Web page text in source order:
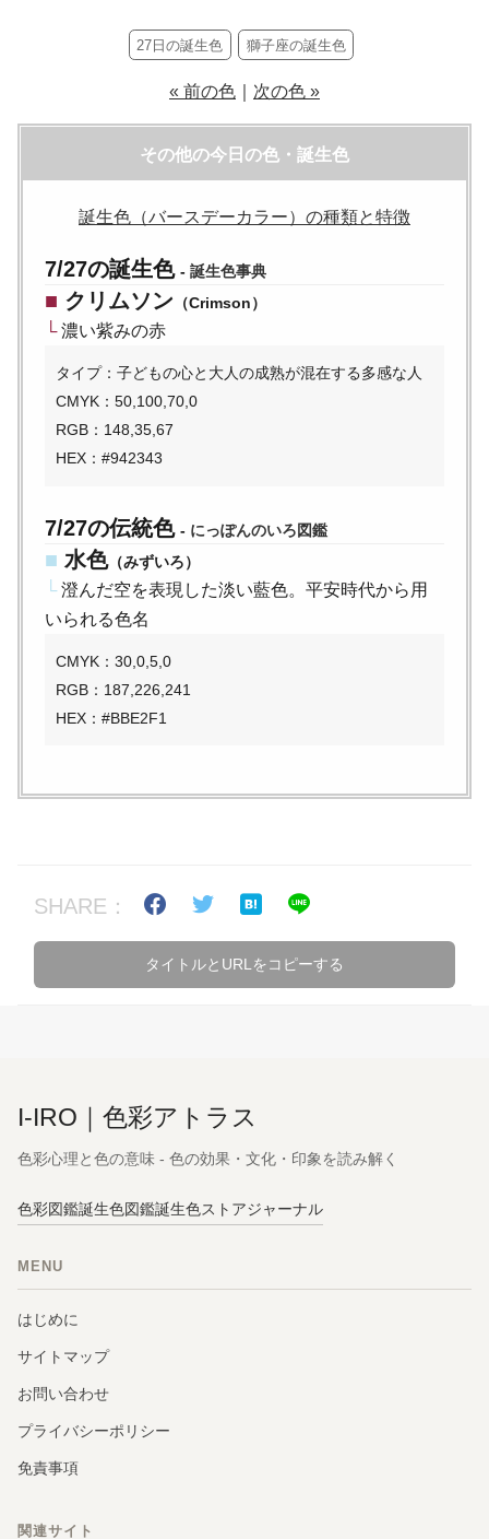
27日の誕生色 獅子座の誕生色
« 前の色 次の色 »
その他の今日の色・誕生色
誕生色（バースデーカラー）の種類と特徴
7/27の誕生色 - 誕生色事典
■ クリムソン （Crimson）
└濃い紫みの赤
タイプ：子どもの心と大人の成熟が混在する多感な人
CMYK：50,100,70,0
RGB：148,35,67
HEX：#942343
7/27の伝統色 - にっぽんのいろ図鑑
■ 水色（みずいろ）
└澄んだ空を表現した淡い藍色。平安時代から用
いられる色名
CMYK：30,0,5,0
RGB：187,226,241
HEX：#BBE2F1
SHARE：
タイトルとURLをコピーする
I-IRO｜色彩アトラス
色彩心理と色の意味 - 色の効果・文化・印象を読み解く
色彩図鑑誕生色図鑑誕生色ストアジャーナル
MENU
はじめに
サイトマップ
お問い合わせ
プライバシーポリシー
免責事項
関連サイト